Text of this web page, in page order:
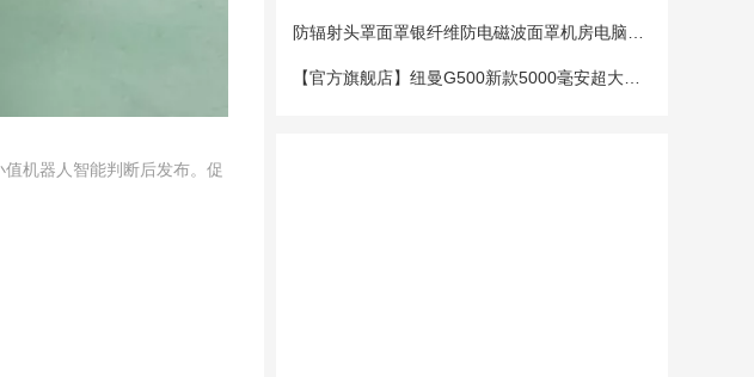
机器人智能判断后发布。促